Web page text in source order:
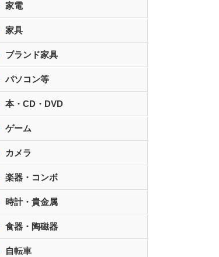
家電
家具
ブランド家具
パソコン等
本・CD・DVD
ゲーム
カメラ
楽器・コンボ
時計・貴金属
食器・陶磁器
自転車